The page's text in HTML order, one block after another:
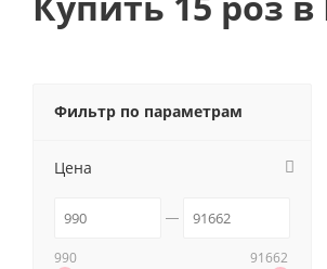
Фильтр по параметрам
Цена
990 91662